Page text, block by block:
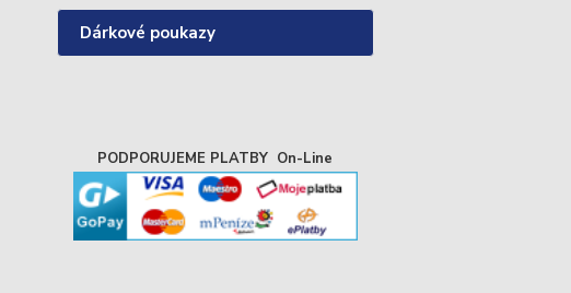
Dárkové poukazy
PODPORUJEME PLATBY On-Line